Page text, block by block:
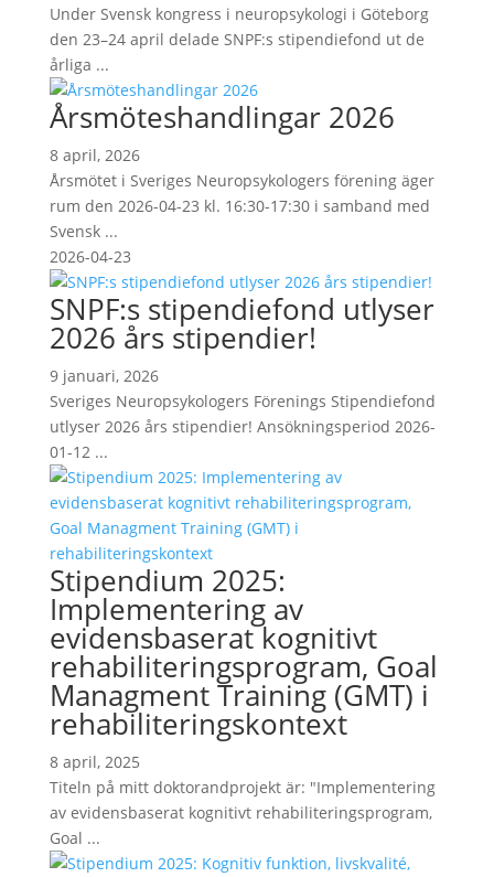
Under Svensk kongress i neuropsykologi i Göteborg
den 23–24 april delade SNPF:s stipendiefond ut de
årliga ...
Årsmöteshandlingar 2026
8 april, 2026
Årsmötet i Sveriges Neuropsykologers förening äger
rum den 2026-04-23 kl. 16:30-17:30 i samband med
Svensk ...
2026-04-23
SNPF:s stipendiefond utlyser
2026 års stipendier!
9 januari, 2026
Sveriges Neuropsykologers Förenings Stipendiefond
utlyser 2026 års stipendier! Ansökningsperiod 2026-
01-12 ...
Stipendium 2025:
Implementering av
evidensbaserat kognitivt
rehabiliteringsprogram, Goal
Managment Training (GMT) i
rehabiliteringskontext
8 april, 2025
Titeln på mitt doktorandprojekt är: "Implementering
av evidensbaserat kognitivt rehabiliteringsprogram,
Goal ...